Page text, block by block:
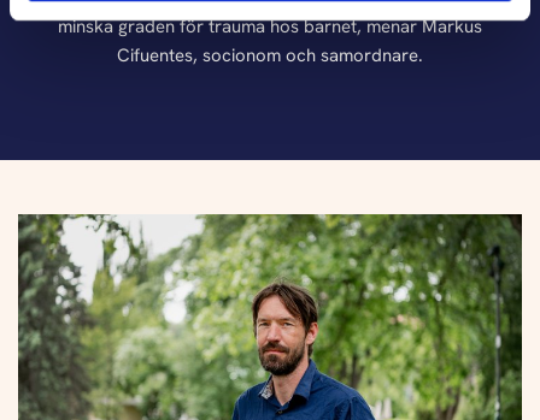
minska graden för trauma hos barnet, menar Markus
Cifuentes, socionom och samordnare.